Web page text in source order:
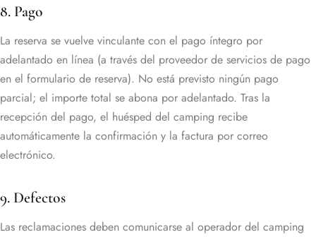
8. Pago
La reserva se vuelve vinculante con el pago íntegro por
adelantado en línea (a través del proveedor de servicios de pago
en el formulario de reserva). No está previsto ningún pago
parcial; el importe total se abona por adelantado. Tras la
recepción del pago, el huésped del camping recibe
automáticamente la confirmación y la factura por correo
electrónico.
9. Defectos
Las reclamaciones deben comunicarse al operador del camping